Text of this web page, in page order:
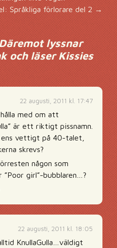
Språkliga förlorare del 2 →
lyssnar
och läser Kissies
22 augusti, 2011 kl. 17:47
med om att
är ett riktigt pissnamn.
vettigt på 40-talet,
skrevs?
någon som
”Poor girl”-bubblaren…?
22 augusti, 2011 kl. 18:05
KnullaGulla…väldigt